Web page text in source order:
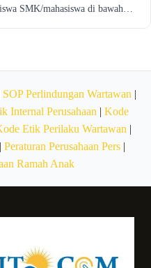
SMK/mahasiswa di bawah…
SOP Perlindungan Wartawan |
Internal Perusahaan | Kode
Etik Perilaku Wartawan |
| Peraturan Perusahaan Pers|
Ramah Anak